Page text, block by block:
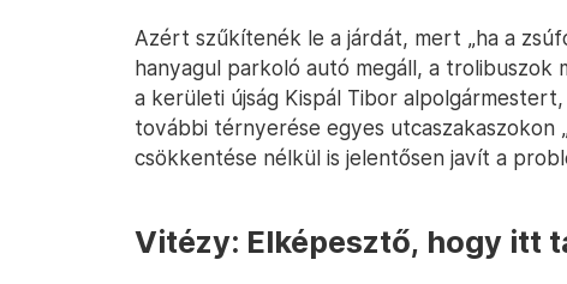
Azért szűkítenék le a járdát, mert „ha a
hanyagul parkoló autó megáll, a trolibuszok
a kerületi újság Kispál Tibor
további térnyerése egyes utcaszakaszokon
csökkentése nélkül is jelentősen javít a
Vitézy: Elképesztő, hogy itt